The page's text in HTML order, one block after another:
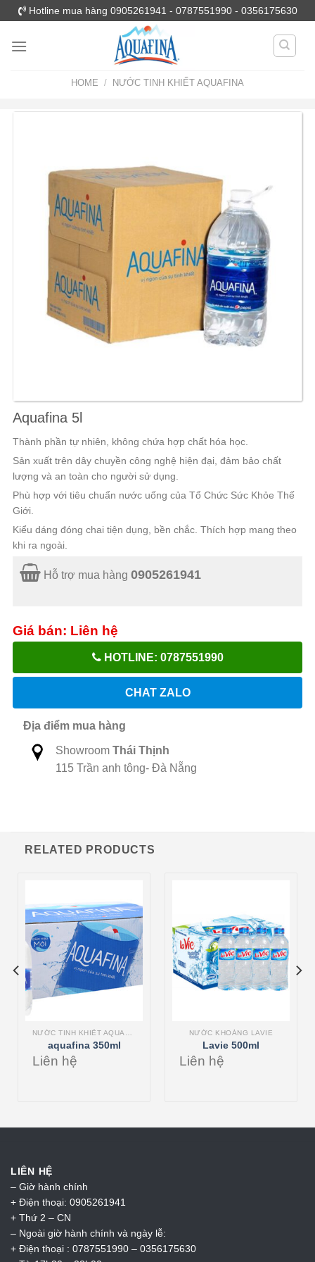
Skip
content
Hotline mua hàng 0905261941 - 0787551990 - 0356175630
HOME / NƯỚC TINH KHIẾT AQUAFINA
Aquafina 5l
Thành phần tự nhiên, không chứa hợp chất hóa học.
Sản xuất trên dây chuyền công nghệ hiện đại, đảm bảo chất
lượng và an toàn cho người sử dụng.
Phù hợp với tiêu chuẩn nước uống của Tổ Chức Sức Khỏe Thế
Giới.
Kiểu dáng đóng chai tiện dụng, bền chắc. Thích hợp mang theo
khi ra ngoài.
Hỗ trợ mua hàng 0905261941
Giá bán: Liên hệ
HOTLINE: 0787551990
CHAT ZALO
Địa điểm mua hàng
Showroom Thái Thịnh
115 Trần anh tông- Đà Nẵng
RELATED PRODUCTS
aquafina 350ml
Liên hệ
NƯỚC KHOÁNG LAVIE
Lavie 500ml
Liên hệ
LIÊN HỆ
– Giờ hành chính
+ Điện thoại: 0905261941
+ Thứ 2 – CN
– Ngoài giờ hành chính và ngày lễ:
+ Điện thoại : 0787551990 – 0356175630